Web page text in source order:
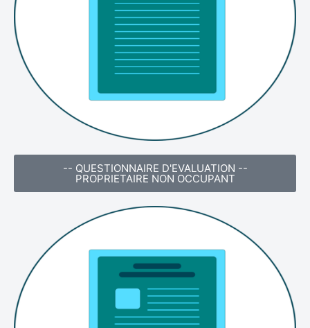
-- QUESTIONNAIRE D'EVALUATION --
PROPRIETAIRE NON OCCUPANT